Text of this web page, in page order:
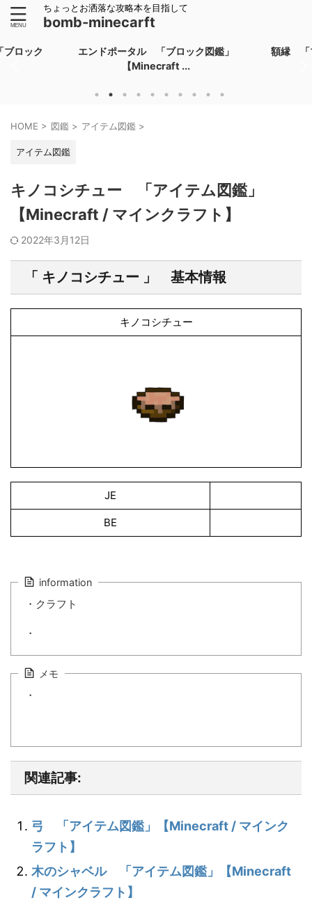
ちょっとお洒落な攻略本を目指して
bomb-minecarft
ロック
エンドポータル 「ブロック図鑑」
【Minecraft ...
額縁 「
HOME > 図鑑 > アイテム図鑑 >
アイテム図鑑
キノコシチュー 「アイテム図鑑」
【Minecraft / マインクラフト】
2022年3月12日
「 キノコシチュー 」 基本情報
キノコシチュー
JE
BE
information
・クラフト
・
メモ
・
関連記事:
弓 「アイテム図鑑」【Minecraft / マインク
ラフト】
木のシャベル 「アイテム図鑑」【Minecraft
/ マインクラフト】